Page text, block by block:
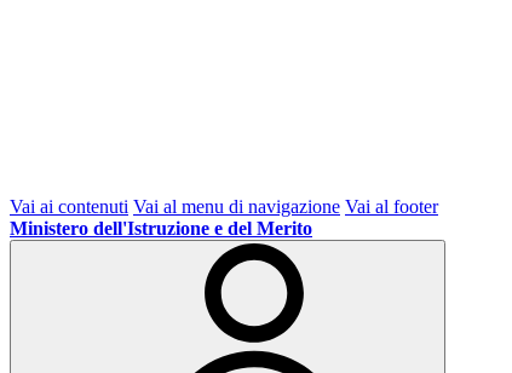
Vai ai contenuti Vai al menu di navigazione Vai al footer
Ministero dell'Istruzione e del Merito